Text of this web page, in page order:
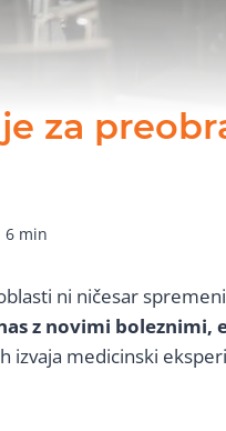
za
6 min
ni ničesar
z novimi boleznimi,
izvaja medicinski